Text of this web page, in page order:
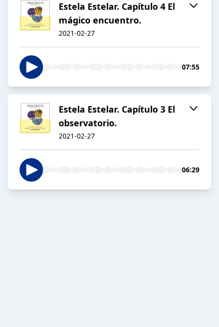
Estela Estelar. Capítulo 4 El
mágico encuentro.
2021-02-27
07:55
Estela Estelar. Capítulo 3 El
observatorio.
2021-02-27
06:29